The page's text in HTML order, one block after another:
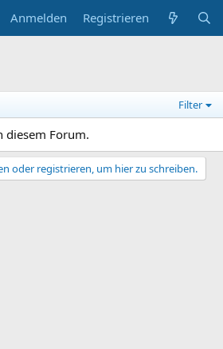
Anmelden Registrieren
Filter
diesem Forum.
oder registrieren, um hier zu schreiben.